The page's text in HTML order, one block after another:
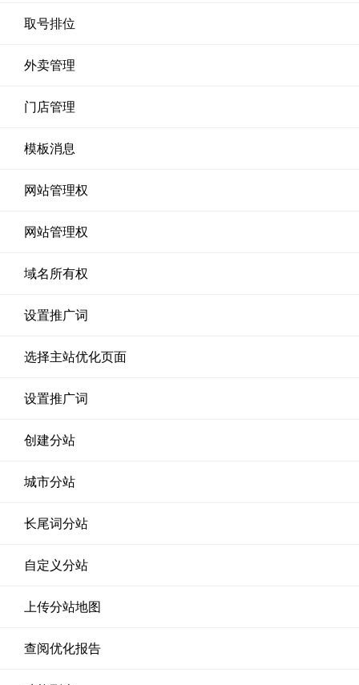
取号排位
外卖管理
门店管理
模板消息
网站管理权
网站管理权
域名所有权
设置推广词
选择主站优化页面
设置推广词
创建分站
城市分站
长尾词分站
自定义分站
上传分站地图
查阅优化报告